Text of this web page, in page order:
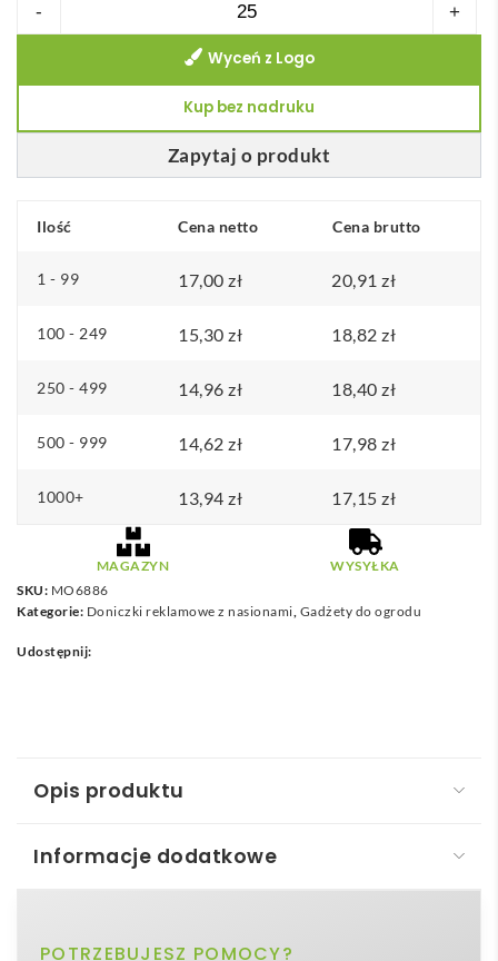
-
Zestaw
CRESS
+
Zapytaj o produkt
Wyceń z Logo
Kup bez nadruku
Ilość Cena netto Cena brutto
1 - 99 17,00 zł 20,91 zł
100 - 249 15,30 zł 18,82 zł
250 - 499 14,96 zł 18,40 zł
500 - 999 14,62 zł 17,98 zł
1000+ 13,94 zł 17,15 zł
MAGAZYN
WYSYŁKA
SKU: MO6886
Kategorie: Doniczki reklamowe z nasionami, Gadżety do ogrodu
Udostępnij:
Opis produktu
Informacje dodatkowe
Kolor beżowy
POTRZEBUJESZ POMOCY?